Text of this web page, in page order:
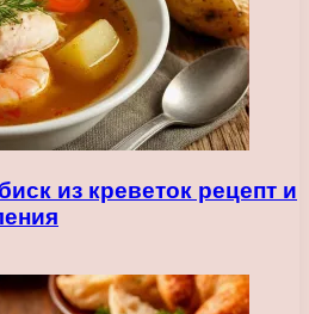
из креветок рецепт и